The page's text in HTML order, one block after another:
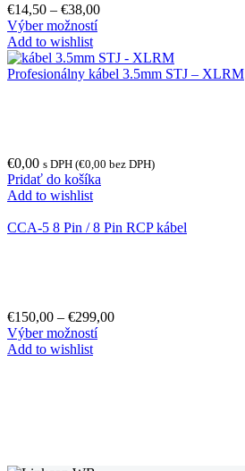
€14,50 – €38,00
Výber možností
Add to wishlist
Profesionálny kábel 3.5mm STJ – XLRM
€0,00 s DPH (€0,00 bez DPH)
Pridať do košíka
Add to wishlist
CCA-5 8 Pin / 8 Pin RCP kábel
€150,00 – €299,00
Výber možností
Add to wishlist